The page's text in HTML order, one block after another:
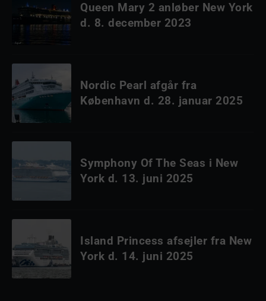
Queen Mary 2 anløber New York
d. 8. december 2023
Nordic Pearl afgår fra
København d. 28. januar 2025
Symphony Of The Seas i New
York d. 13. juni 2025
Island Princess afsejler fra New
York d. 14. juni 2025